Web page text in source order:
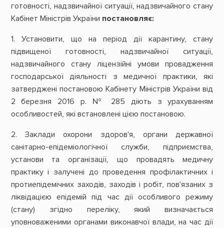
готовності, надзвичайної ситуації, надзвичайного стану
Кабінет Міністрів України постановляє:
1. Установити, що на період дії карантину, стану
підвищеної готовності, надзвичайної ситуації,
надзвичайного стану ліцензійні умови провадження
господарської діяльності з медичної практики, які
затверджені постановою Кабінету Міністрів України від
2 березня 2016 р. № 285 діють з урахуванням
особливостей, які встановлені цією постановою.
2. Заклади охорони здоров'я, органи державної
санітарно-епідеміологічної служби, підприємства,
установи та організації, що провадять медичну
практику і залучені до проведення профілактичних і
протиепідемічних заходів, заходів і робіт, пов'язаних з
ліквідацією епідемій під час дії особливого режиму
(стану) згідно переліку, який визначається
уповноваженими органами виконавчої влади, на час дії